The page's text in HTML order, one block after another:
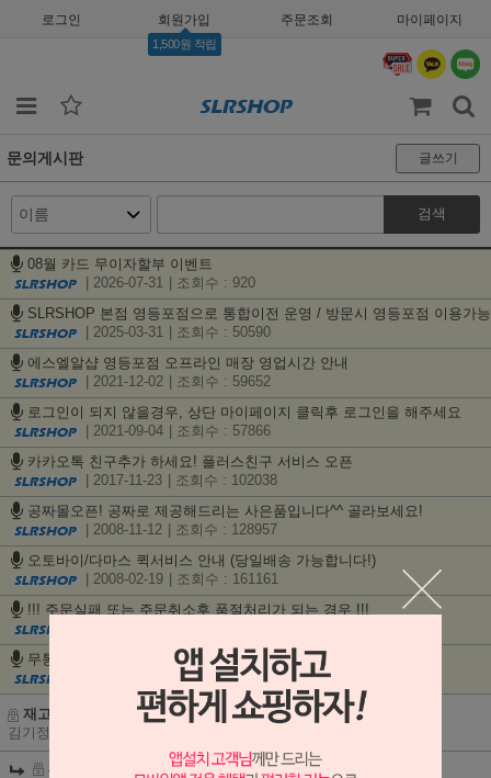
로그인 회원가입
1,500원 적립
주문조회 마이페이지
문의게시판 글쓰기
검색
08월 카드 무이자할부 이벤트
| 2026-07-31
| 조회수 : 920
SLRSHOP 본점 영등포점으로 통합이전 운영 / 방문시 영등포점 이용가능
| 2025-03-31
| 조회수 : 50590
에스엘알샵 영등포점 오프라인 매장 영업시간 안내
| 2021-12-02
| 조회수 : 59652
로그인이 되지 않을경우, 상단 마이페이지 클릭후 로그인을 해주세요
| 2021-09-04
| 조회수 : 57866
카카오톡 친구추가 하세요! 플러스친구 서비스 오픈
| 2017-11-23
| 조회수 : 102038
공짜몰오픈! 공짜로 제공해드리는 사은품입니다^^ 골라보세요!
| 2008-11-12
| 조회수 : 128957
오토바이/다마스 퀵서비스 안내 (당일배송 가능합니다!)
| 2008-02-19
| 조회수 : 161161
!!! 주문실패 또는 주문취소후 품절처리가 되는 경우 !!!
무통장입금 입금계좌 안내
| 조회수 : 127878
재고 문의드립니다.
김기정
재고 문의드립니다.